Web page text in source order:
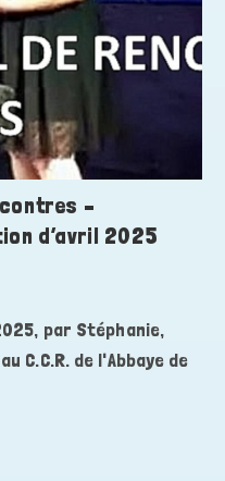
–
d’avril 2025
par Stéphanie,
C.C.R. de l'Abbaye de